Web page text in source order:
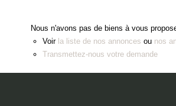
Nous n'avons pas de biens à vous
Voir la liste de nos annoncesou
Transmettez-nous votre demande